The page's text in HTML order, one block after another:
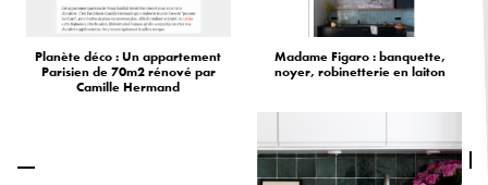
Planète déco : Un appartement
Parisien de 70m2 rénové par
Camille Hermand
Madame Figaro : banquette,
noyer, robinetterie en laiton